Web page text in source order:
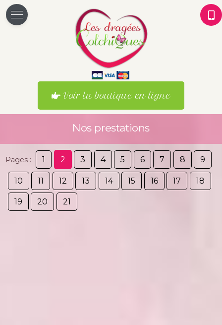
Voir la boutique en ligne
Nos prestations
Pages : 1 2 3 4 5 6 7 8 9
10 11 12 13 14 15 16 17 18
19 20 21